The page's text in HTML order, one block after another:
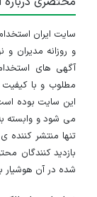
و روزانه مدیران
آگهی های
مطلوب و با
این سایت بوده
می شود و وابسته
تنها منتشر کننده
بازدید کنندگان
شده در آن هوشیار